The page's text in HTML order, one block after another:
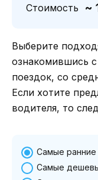
Стоимость ~
Выберите
ознакомившись
поездок, со
Если хотите
водителя, то
Самые ранние
Самые